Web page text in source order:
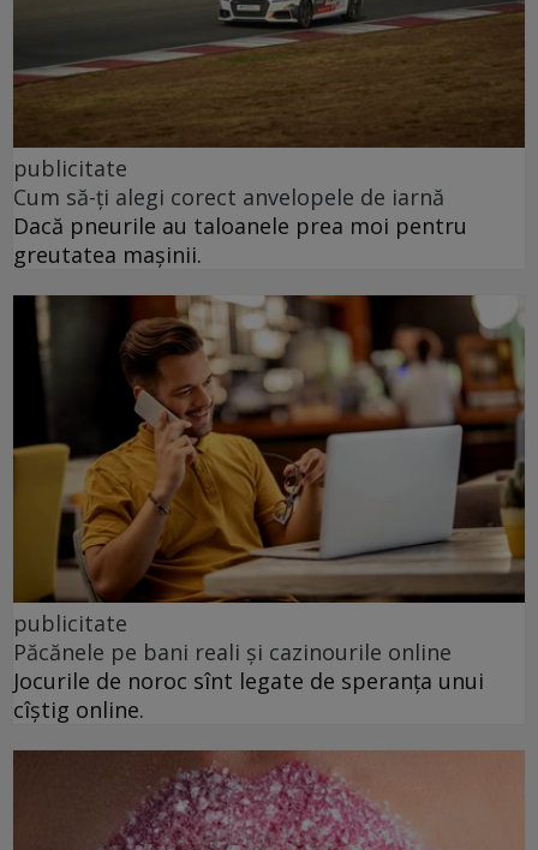
publicitate
Cum să-ți alegi corect anvelopele de iarnă
Dacă pneurile au taloanele prea moi pentru
greutatea mașinii.
publicitate
Păcănele pe bani reali și cazinourile online
Jocurile de noroc sînt legate de speranța unui
cîștig online.